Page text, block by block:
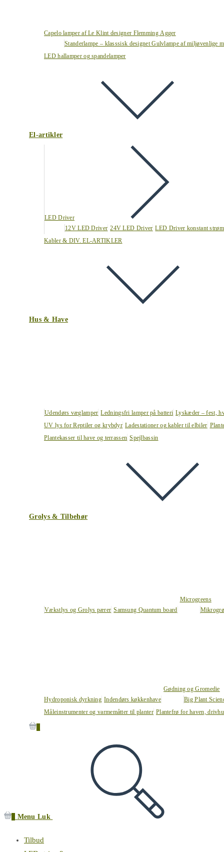
Capelo lamper af Le Klint designer Flemming Agger
Standerlampe – klasssisk designet Gulvlampe af miljøvenlige
LED hallamper og spandelamper
El-artikler
LED Driver
12V LED Driver 24V LED Driver LED Driver konstant strøm
Kabler & DIV. EL-ARTIKLER
Hus & Have
Udendørs væglamper Ledningsfri lamper på batteri Lyskæder – fest,
UV lys for Reptiler og krybdyr Ladestationer og kabler til elbiler
Plantekasser til have og terrassen Spejlbassin
Grolys & Tilbehør
Vækstlys og Grolys pærer Samsung Quantum board
Microgreens
Hydroponisk dyrkning Indendørs køkkenhave
Gødning og Gromedie
Big Plant
Måleinstrumenter og varmemåtter til planter Plantefrø for haven,
Menu Luk
Tilbud